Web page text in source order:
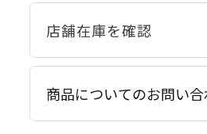
商品についてのお問い